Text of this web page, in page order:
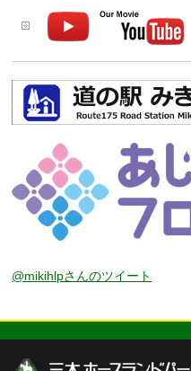
@mikihlpさんのツイート